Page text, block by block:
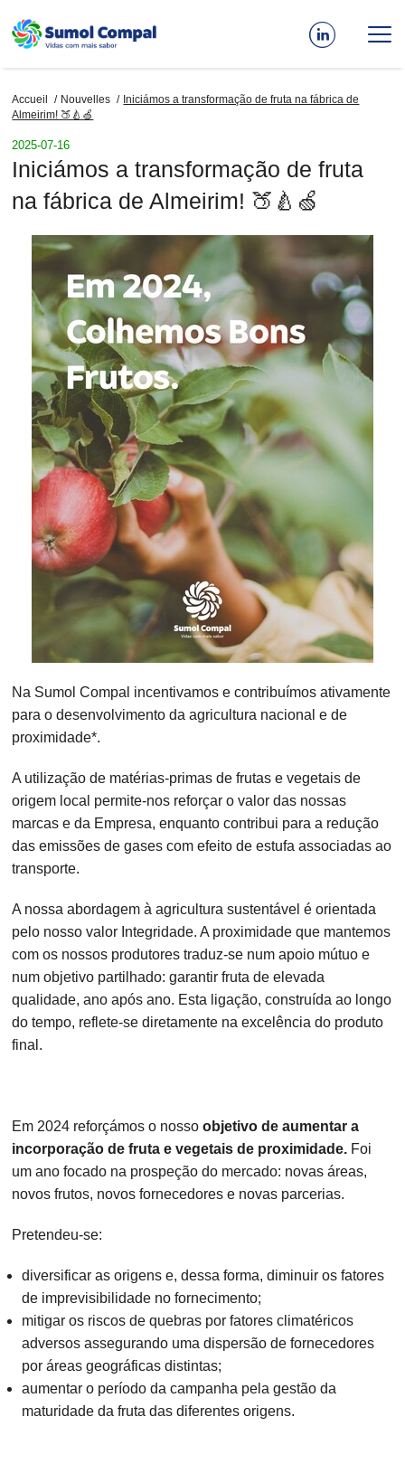
au
Fil
d'Ariane
Accueil Nouvelles
Iniciámos a transformação de fruta na fábrica de
Almeirim! 🍑🍐🍏
2025-07-16
Iniciámos a transformação de fruta
na fábrica de Almeirim! 🍑🍐🍏
Na Sumol Compal incentivamos e contribuímos ativamente
para o desenvolvimento da agricultura nacional e de
proximidade*.
A utilização de matérias-primas de frutas e vegetais de
origem local permite-nos reforçar o valor das nossas
marcas e da Empresa, enquanto contribui para a redução
das emissões de gases com efeito de estufa associadas ao
transporte.
A nossa abordagem à agricultura sustentável é orientada
pelo nosso valor Integridade. A proximidade que mantemos
com os nossos produtores traduz-se num apoio mútuo e
num objetivo partilhado: garantir fruta de elevada
qualidade, ano após ano. Esta ligação, construída ao longo
do tempo, reflete-se diretamente na excelência do produto
final.
Em 2024 reforçámos o nossoobjetivo de aumentar a
incorporação de fruta e vegetais de proximidade. Foi
um ano focado na prospeção do mercado: novas áreas,
novos frutos, novos fornecedores e novas parcerias.
Pretendeu-se:
diversificar as origens e, dessa forma, diminuir os fatores
de imprevisibilidade no fornecimento;
mitigar os riscos de quebras por fatores climatéricos
adversos assegurando uma dispersão de fornecedores
por áreas geográficas distintas;
aumentar o período da campanha pela gestão da
maturidade da fruta das diferentes origens.